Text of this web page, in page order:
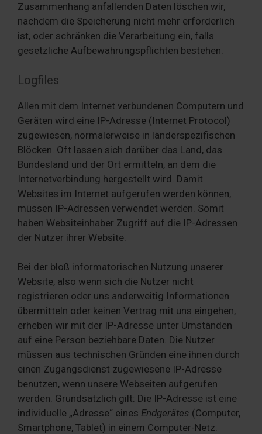
Zusammenhang anfallenden Daten löschen wir,
nachdem die Speicherung nicht mehr erforderlich
ist, oder schränken die Verarbeitung ein, falls
gesetzliche Aufbewahrungspflichten bestehen.
Logfiles
Allen mit dem Internet verbundenen Computern und
Geräten wird eine IP-Adresse (Internet Protocol)
zugewiesen, normalerweise in länderspezifischen
Blöcken. Oft lassen sich darüber das Land, das
Bundesland und der Ort ermitteln, an dem die
Internetverbindung hergestellt wird. Damit
Websites im Internet aufgerufen werden können,
müssen IP-Adressen verwendet werden. Somit
haben Websiteinhaber Zugriff auf die IP-Adressen
der Nutzer ihrer Website.
Bei der bloß informatorischen Nutzung unserer
Website, also wenn sich die Nutzer nicht
registrieren oder uns anderweitig Informationen
übermitteln oder keinen Vertrag mit uns eingehen,
erheben wir mit der IP-Adresse unter Umständen
auf eine Person beziehbare Daten. Die Nutzer
müssen aus technischen Gründen eine ihnen durch
einen Zugangsdienst zugewiesene IP-Adresse
benutzen, wenn unsere Webseiten aufgerufen
werden. Grundsätzlich gilt: Die IP-Adresse ist eine
individuelle „Adresse“ eines Endgerätes (Computer,
Smartphone, Tablet) in einem Computer-Netz.